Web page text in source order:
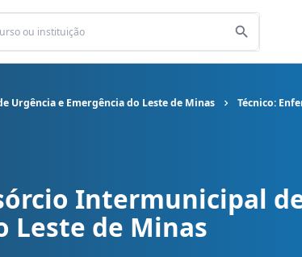
Urgência e Emergência do Leste de Minas Técnico:
Saúde da Rede de Urgência e Emergência do Leste
Intermunicipal
Leste de Minas